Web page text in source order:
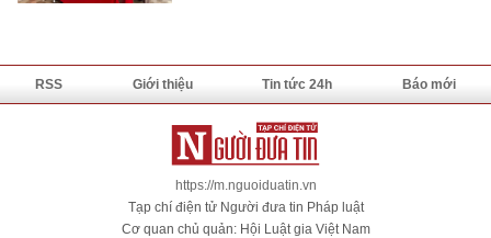
RSS Giới thiệu Tin tức 24h Báo mới
https://m.nguoiduatin.vn
Tạp chí điện tử Người đưa tin Pháp luật
Cơ quan chủ quản: Hội Luật gia Việt Nam